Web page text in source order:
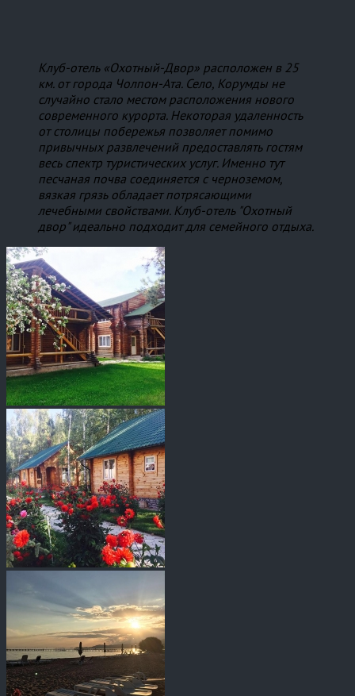
Клуб-отель «Охотный-Двор» расположен в 25
км. от города Чолпон-Ата. Село, Корумды не
случайно стало местом расположения нового
современного курорта. Некоторая удаленность
от столицы побережья позволяет помимо
привычных развлечений предоставлять гостям
весь спектр туристических услуг. Именно тут
песчаная почва соединяется с черноземом,
вязкая грязь обладает потрясающими
лечебными свойствами. Клуб-отель "Охотный
двор" идеально подходит для семейного отдыха.